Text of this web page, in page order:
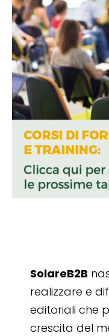
SolareB2B
realizzare e
editoriali che
crescita del